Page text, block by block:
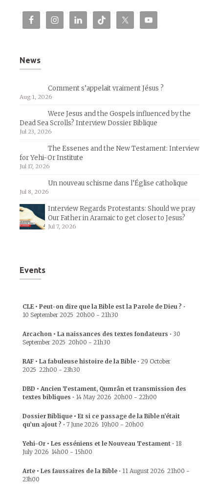
News
Comment s’appelait vraiment Jésus ?
Aug 1, 2026
Were Jesus and the Gospels influenced by the
Dead Sea Scrolls? Interview Dossier Biblique
Jul 23, 2026
The Essenes and the New Testament: Interview
for Yehi-Or Institute
Jul 17, 2026
Un nouveau schisme dans l’Église catholique
Jul 8, 2026
Interview Regards Protestants: Should we pray
Our Father in Aramaic to get closer to Jesus?
Jul 7, 2026
Events
CLE • Peut-on dire que la Bible est la Parole de Dieu ? •
10 September 2025 20h00 - 21h30
Arcachon • La naissances des textes fondateurs • 30
September 2025 20h00 - 21h30
RAF • La fabuleuse histoire de la Bible • 29 October
2025 22h00 - 23h30
DBD • Ancien Testament, Qumrân et transmission des
textes bibliques • 14 May 2026 20h00 - 22h00
Dossier Biblique • Et si ce passage de la Bible n’était
qu’un ajout ? • 7 June 2026 19h00 - 20h00
Yehi-Or • Les esséniens et le Nouveau Testament • 18
July 2026 14h00 - 15h00
Arte • Les faussaires de la Bible • 11 August 2026 21h00 -
23h00